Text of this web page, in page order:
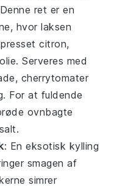
ret er en
hvor laksen
citron,
Serveres med
cherrytomater
For at fuldende
ovnbagte
: En eksotisk kylling
smagen af
simrer